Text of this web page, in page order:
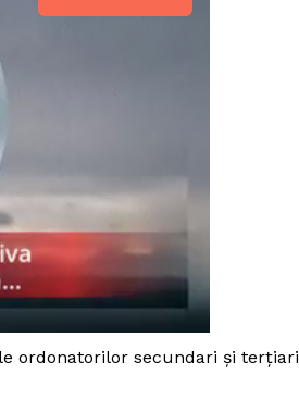
PRESShub
ordonatorilor secundari şi terţiari